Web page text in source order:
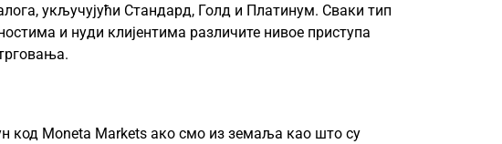
укључујући Стандард, Голд и Платинум. Сваки тип
и нуди клијентима различите нивое приступа
код Moneta Markets ако смо из земаља као што су